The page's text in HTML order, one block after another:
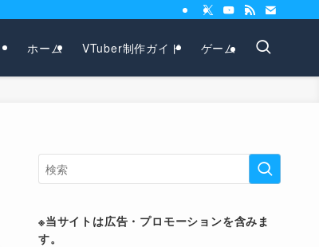
ホーム VTuber制作ガイド ゲーム
※当サイトは広告・プロモーションを含みま
す。